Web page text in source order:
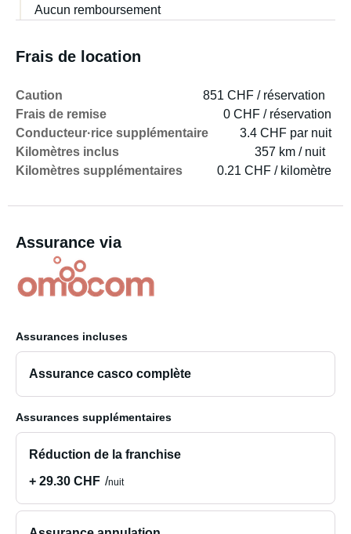
Aucun remboursement
Frais de location
Caution
851 CHF / réservation
Frais de remise
0 CHF / réservation
Conducteur·rice supplémentaire
3.4 CHF par nuit
Kilomètres inclus
357 km / nuit
Kilomètres supplémentaires
0.21 CHF / kilomètre
Assurance via
Assurances incluses
Assurance casco complète
Assurances supplémentaires
Réduction de la franchise
+ 29.30 CHF
nuit